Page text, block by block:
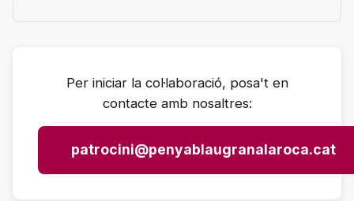
Per iniciar la col·laboració, posa't en
contacte amb nosaltres:
patrocini@penyablaugranalaroca.cat